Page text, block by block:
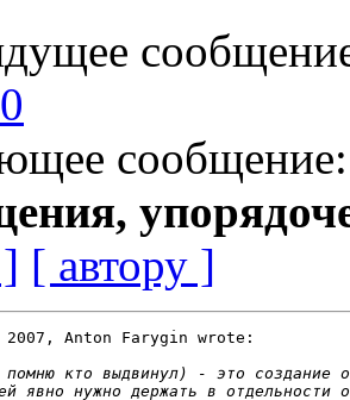
[ автору ]
2007, Anton Farygin wrote: